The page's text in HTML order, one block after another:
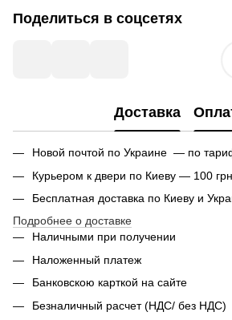
Поделиться в соцсетях
Доставка
Новой почтой по Украине — по
Курьером к двери по Киеву — 100 грн.
Бесплатная доставка по Киеву и
Подробнее о доставке
Наличными при получении
Наложенный платеж
Банковскою карткой на сайте
Безналичный расчет (НДС/ без НДС)